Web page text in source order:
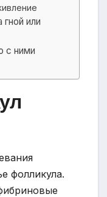
или
с ними
фолликула.